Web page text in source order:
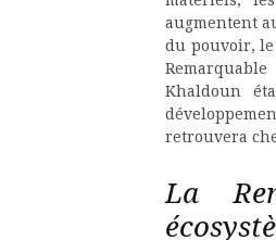
augmentent
du pouvoir, le
Khaldoun
retrouvera
La